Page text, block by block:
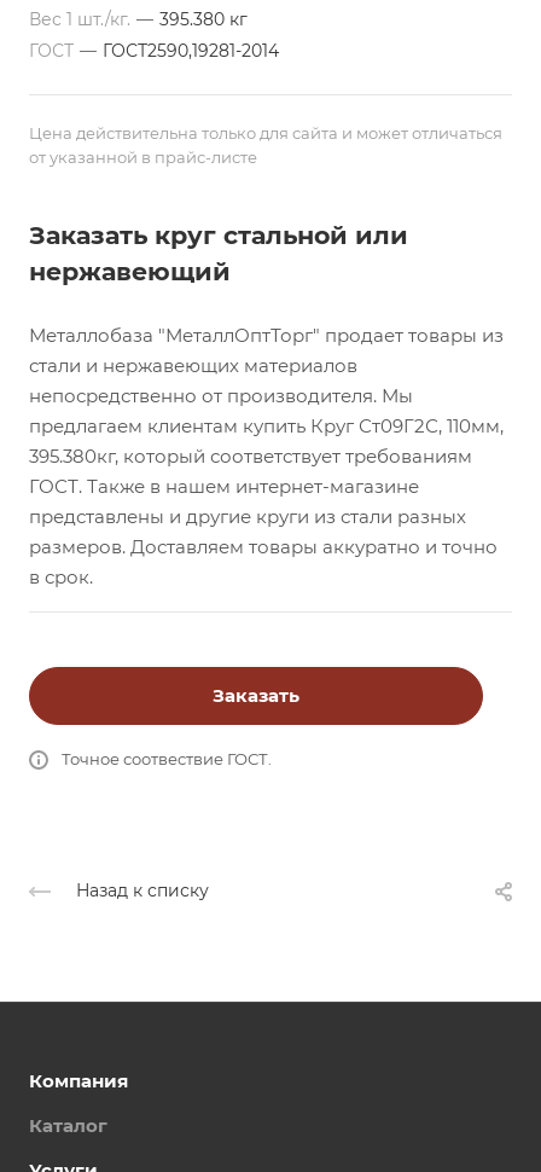
Вес 1 шт./кг. — 395.380 кг
ГОСТ — ГОСТ2590,19281-2014
Цена действительна только для сайта и может отличаться
от указанной в прайс-листе
Заказать круг стальной или
нержавеющий
Металлобаза "МеталлОптТорг" продает товары из
стали и нержавеющих материалов
непосредственно от производителя. Мы
предлагаем клиентам купить Круг Ст09Г2С, 110мм,
395.380кг, который соответствует требованиям
ГОСТ. Также в нашем интернет-магазине
представлены и другие круги из стали разных
размеров. Доставляем товары аккуратно и точно
в срок.
Заказать
Точное соотвествие ГОСТ.
Назад к списку
Компания
Каталог